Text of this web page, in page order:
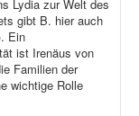
Lydia zur Welt des
gibt B. hier auch
Ein
ist Irenäus von
Familien der
wichtige Rolle